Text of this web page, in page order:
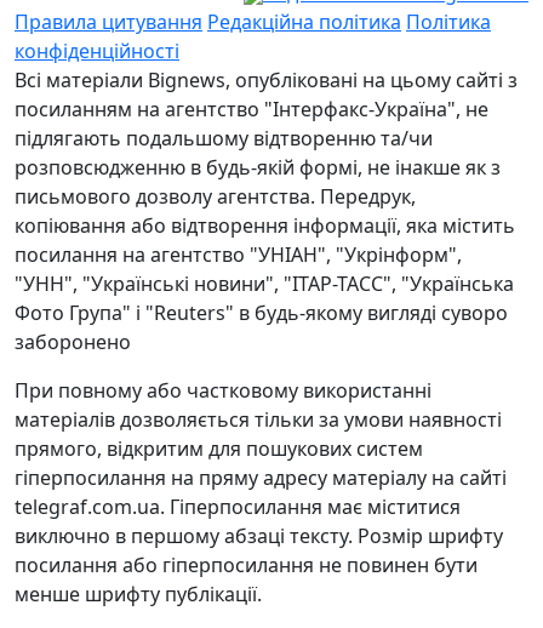
Правила цитування Редакційна політика Політика
конфіденційності
Всі матеріали Bignews, опубліковані на цьому сайті з
посиланням на агентство "Інтерфакс-Україна", не
підлягають подальшому відтворенню та/чи
розповсюдженню в будь-якій формі, не інакше як з
письмового дозволу агентства. Передрук,
копіювання або відтворення інформації, яка містить
посилання на агентство "УНІАН", "Укрінформ",
"УНН", "Українські новини", "ІТАР-ТАСС", "Українська
Фото Група" і "Reuters" в будь-якому вигляді суворо
заборонено
При повному або частковому використанні
матеріалів дозволяється тільки за умови наявності
прямого, відкритим для пошукових систем
гіперпосилання на пряму адресу матеріалу на сайті
telegraf.com.ua. Гіперпосилання має міститися
виключно в першому абзаці тексту. Розмір шрифту
посилання або гіперпосилання не повинен бути
менше шрифту публікації.